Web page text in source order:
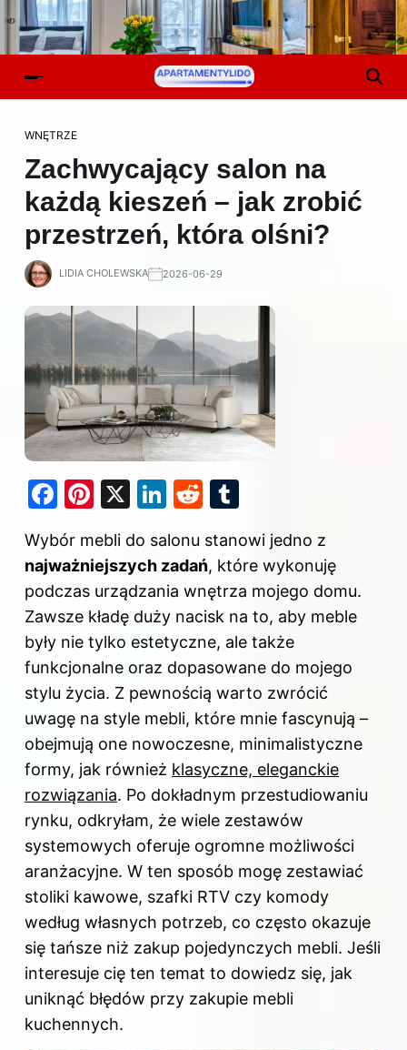
WNĘTRZE
Zachwycający salon na
każdą kieszeń – jak zrobić
przestrzeń, która olśni?
LIDIA CHOLEWSKA 2026-06-29
F
a
c
e
b
o
o
k
Pi
er
e
st
X
Li
k
e
dI
n
R
d
di
t
m
bl
r
Wybór mebli do salonu stanowi jedno z
najważniejszych zadań, które wykonuję
podczas urządzania wnętrza mojego domu.
Zawsze kładę duży nacisk na to, aby meble
były nie tylko estetyczne, ale także
funkcjonalne oraz dopasowane do mojego
stylu życia. Z pewnością warto zwrócić
uwagę na style mebli, które mnie fascynują –
obejmują one nowoczesne, minimalistyczne
formy, jak również klasyczne, eleganckie
rozwiązania. Po dokładnym przestudiowaniu
rynku, odkryłam, że wiele zestawów
systemowych oferuje ogromne możliwości
aranżacyjne. W ten sposób mogę zestawiać
stoliki kawowe, szafki RTV czy komody
według własnych potrzeb, co często okazuje
się tańsze niż zakup pojedynczych mebli. Jeśli
interesuje cię ten temat to dowiedz się, jak
uniknąć błędów przy zakupie mebli
kuchennych.